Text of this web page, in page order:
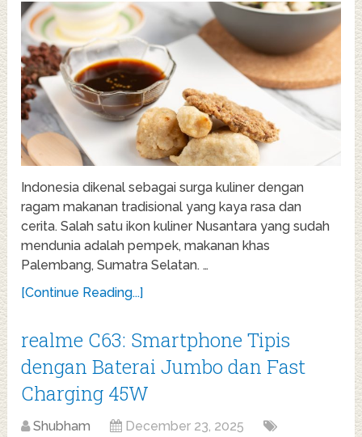
Indonesia dikenal sebagai surga kuliner dengan
ragam makanan tradisional yang kaya rasa dan
cerita. Salah satu ikon kuliner Nusantara yang sudah
mendunia adalah pempek, makanan khas
Palembang, Sumatra Selatan. …
[Continue Reading...]
realme C63: Smartphone Tipis
dengan Baterai Jumbo dan Fast
Charging 45W
Shubham
December 23, 2025